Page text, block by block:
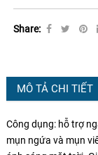
Share:
MÔ TẢ CHI TIẾT
Công dụng: hỗ trợ
mụn ngứa và mụn